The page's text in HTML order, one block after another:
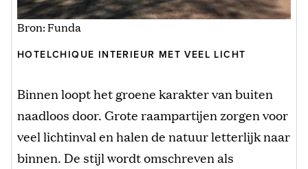
Bron: Funda
HOTELCHIQUE INTERIEUR MET VEEL LICHT
Binnen loopt het groene karakter van buiten
naadloos door. Grote raampartijen zorgen voor
veel lichtinval en halen de natuur letterlijk naar
binnen. De stijl wordt omschreven als